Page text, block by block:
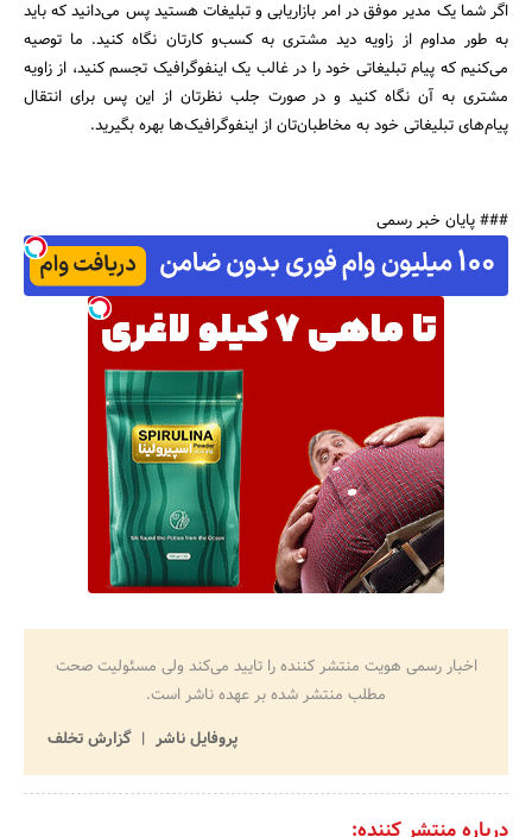
اگر شما یک مدیر موفق در امر بازاریابی و تبلیغات هستید پس می‌دانید که باید
به طور مداوم از زاویه دید مشتری به کسب‌و کارتان نگاه کنید. ما توصیه
می‌کنیم که پیام تبلیغاتی خود را در غالب یک اینفوگرافیک تجسم کنید، از زاویه
مشتری به آن نگاه کنید و در صورت جلب نظرتان از این پس برای انتقال
پیام‌های تبلیغاتی خود به مخاطبان‌تان از اینفوگرافیک‌ها بهره بگیرید.
### پایان خبر رسمی
اخبار رسمی هویت منتشر کننده را تایید می‌کند ولی مسئولیت صحت
مطلب منتشر شده بر عهده ناشر است.
پروفایل ناشر
گزارش تخلف
درباره منتشر کننده: